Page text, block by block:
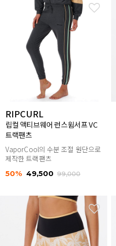
RIPCURL
립컬 액티브웨어 런스윔서프 VC
트랙팬츠
VaporCool의 수분 조절 원단으로
제작한 트랙팬츠
50% 49,500 99,000